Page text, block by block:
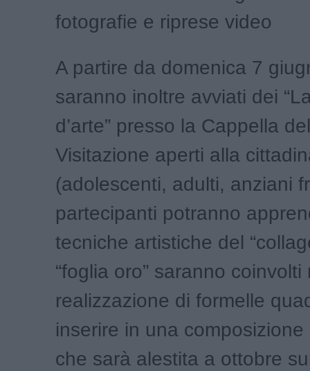
fotografie e riprese video
A partire da domenica 7
saranno inoltre avviati dei
d’arte” presso la Cappella
Visitazione aperti alla
(adolescenti, adulti, anziani
partecipanti potranno
tecniche artistiche del
“foglia oro” saranno coinvolti
realizzazione di formelle
inserire in una composizione
che sarà alestita a ottobre